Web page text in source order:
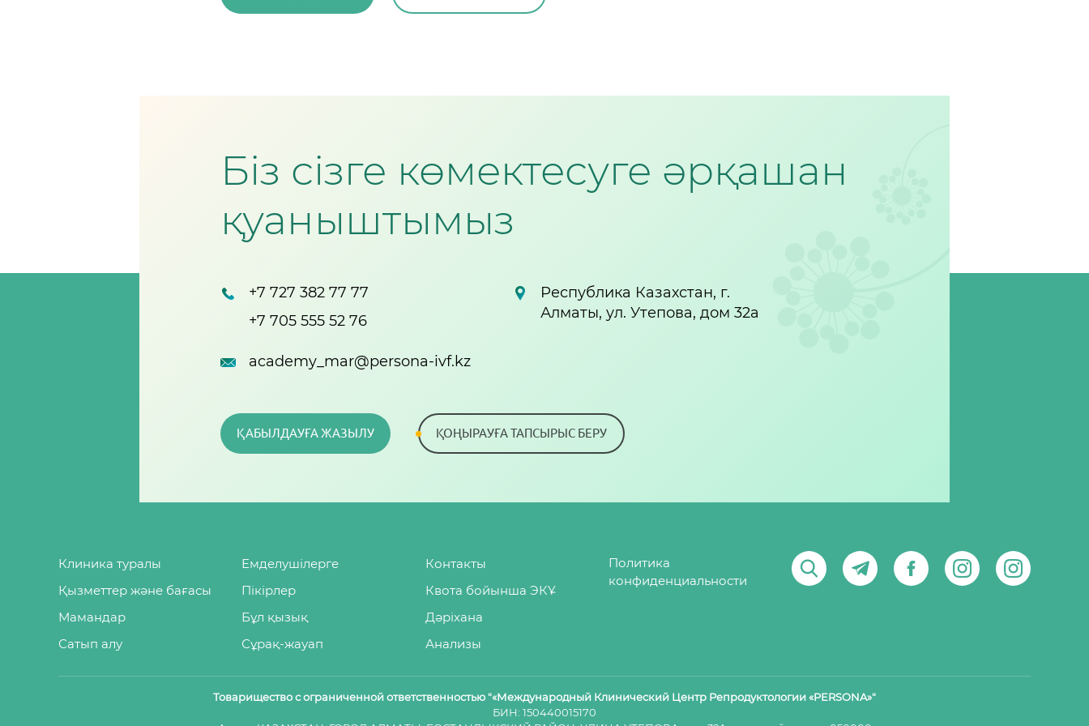
Біз сізге көмектесуге әрқашан
қуаныштымыз
+7 727 382 77 77
+7 705 555 52 76
Республика Казахстан, г.
Алматы, ул. Утепова, дом 32а
academy_mar@persona-ivf.kz
ҚАБЫЛДАУҒА ЖАЗЫЛУ ҚОҢЫРАУҒА ТАПСЫРЫС БЕРУ
Клиника туралы
Қызметтер және бағасы
Мамандар
Сатып алу
Емделушілерге
Пікірлер
Бұл қызық
Сұрақ-жауап
Контакты
Квота бойынша ЭКҰ
Дәріхана
Анализы
Политика
конфиденциальности
Товарищество с ограниченной ответственностью "«Международный Клинический Центр Репродуктологии «PERSONA»"
БИН: 150440015170